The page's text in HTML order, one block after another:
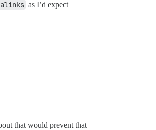
as I’d expect
that would prevent that